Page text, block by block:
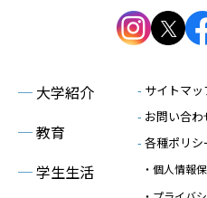
─ 大学紹介
─教育
─学生生活
- サイトマッ
- お問い合わ
- 各種ポリシ
・個人情報